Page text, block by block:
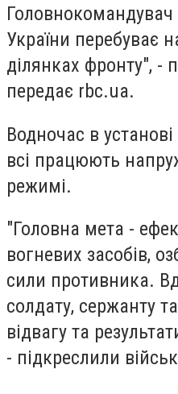
України перебуває
ділянках фронту", -
передає rbc.ua.
Водночас в
всі працюють
режимі.
"Головна мета -
вогневих засобів,
сили противника.
солдату, сержанту
відвагу та
- підкреслили